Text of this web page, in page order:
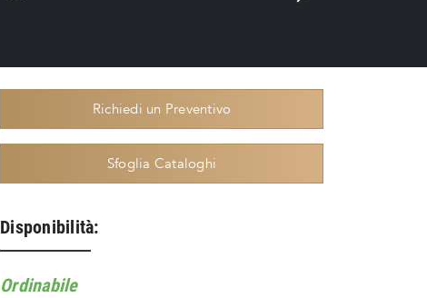
Richiedi un Preventivo
Sfoglia Cataloghi
Disponibilità:
Ordinabile